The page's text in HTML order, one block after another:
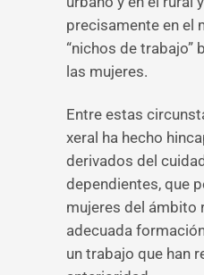
precisamente en el
“nichos de trabajo”
las mujeres.
Entre estas
xeral ha hecho
derivados del
dependientes, que
mujeres del ámbito
adecuada
un trabajo que han